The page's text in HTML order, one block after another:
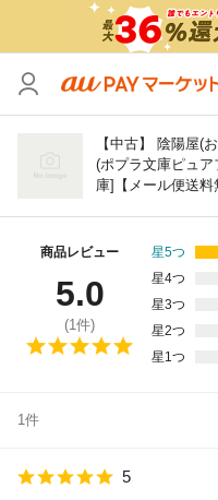
【中古】 陰陽屋(
(ポプラ文庫ピュ
庫]【メール便送料
商品レビュー
5.0
(1件)
星5つ
星4つ
星3つ
星2つ
星1つ
1件
5
カテゴリ
その他の条件
送料無料
Pontaパス特典対象すべて